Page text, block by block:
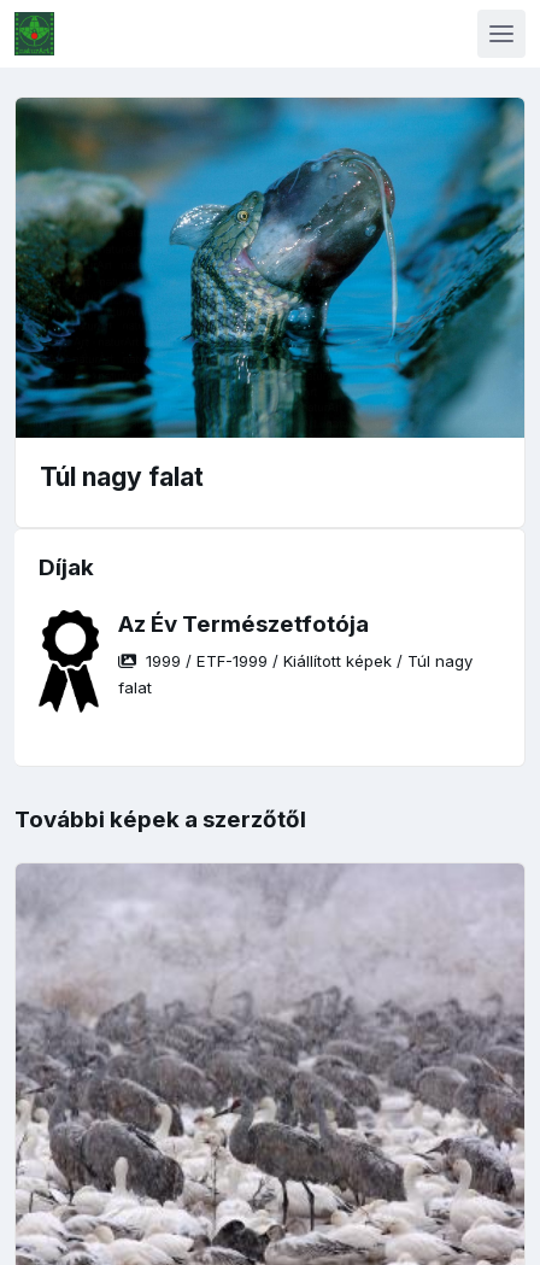
Túl nagy falat
Díjak
Az Év Természetfotója
1999 /ETF-1999 /Kiállított képek / Túl nagy
falat
További képek a szerzőtől